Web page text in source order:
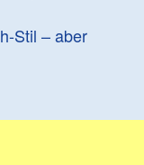
Stil – aber